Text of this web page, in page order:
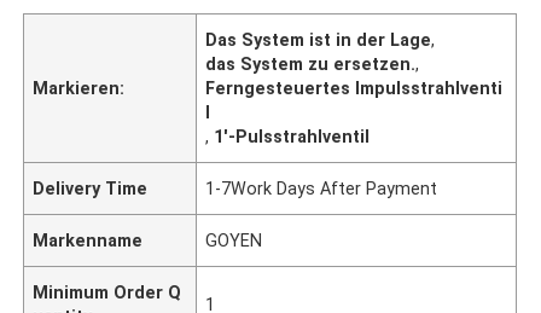
Markieren:
Das System ist in der Lage,
das System zu ersetzen.,
Ferngesteuertes Impulsstrahlventi
l
, 1′-Pulsstrahlventil
Delivery Time 1-7Work Days After Payment
Markenname GOYEN
Minimum Order Q
1